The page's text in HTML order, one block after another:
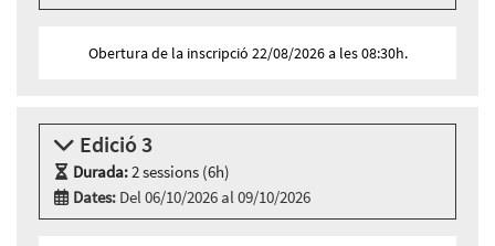
Idioma:Català
Dimarts 22 de setembre, 09:30h - 12:30h
Obertura de la inscripció 22/08/2026 a les 08:30h.
Edició 3
Durada:2 sessions (6h)
Dates: Del 06/10/2026 al 09/10/2026